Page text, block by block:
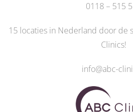
0118 – 515
15 locaties in Nederland door de
Clinics!
info@abc-